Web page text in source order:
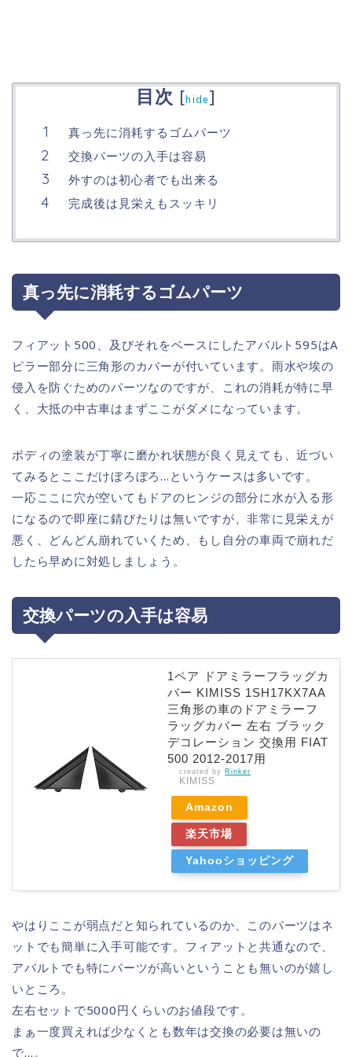
目次 [hide]
真っ先に消耗するゴムパーツ
交換パーツの入手は容易
外すのは初心者でも出来る
完成後は見栄えもスッキリ
真っ先に消耗するゴムパーツ
フィアット500、及びそれをベースにしたアバルト595はA
ピラー部分に三角形のカバーが付いています。雨水や埃の
侵入を防ぐためのパーツなのですが、これの消耗が特に早
く、大抵の中古車はまずここがダメになっています。
ボディの塗装が丁寧に磨かれ状態が良く見えても、近づい
てみるとここだけぼろぼろ…というケースは多いです。
一応ここに穴が空いてもドアのヒンジの部分に水が入る形
になるので即座に錆びたりは無いですが、非常に見栄えが
悪く、どんどん崩れていくため、もし自分の車両で崩れだ
したら早めに対処しましょう。
交換パーツの入手は容易
1ペア ドアミラーフラッグカ
バー KIMISS 1SH17KX7AA
三角形の車のドアミラーフ
ラッグカバー 左右 ブラック
デコレーション 交換用 FIAT
500 2012-2017用
created by Rinker
KIMISS
Amazon
楽天市場
Yahooショッピング
やはりここが弱点だと知られているのか、このパーツはネ
ットでも簡単に入手可能です。フィアットと共通なので、
アバルトでも特にパーツが高いということも無いのが嬉し
いところ。
左右セットで5000円くらいのお値段です。
まぁ一度買えれば少なくとも数年は交換の必要は無いの
で…。